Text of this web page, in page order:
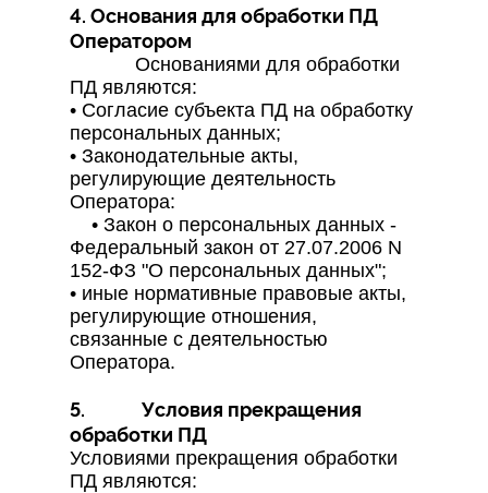
4. Основания для обработки ПД
Оператором
Основаниями для обработки
ПД являются:
• Согласие субъекта ПД на обработку
персональных данных;
• Законодательные акты,
регулирующие деятельность
Оператора:
• Закон о персональных данных -
Федеральный закон от 27.07.2006 N
152-ФЗ "О персональных данных";
• иные нормативные правовые акты,
регулирующие отношения,
связанные с деятельностью
Оператора.
5. Условия прекращения
обработки ПД
Условиями прекращения обработки
ПД являются: